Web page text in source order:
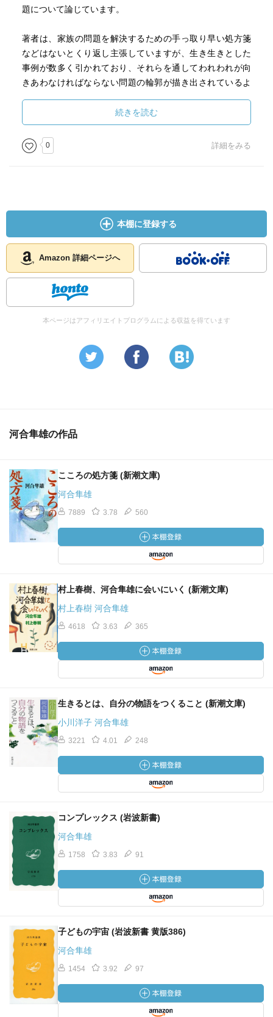
題について論じています。
著者は、家族の問題を解決するための手っ取り早い処方箋
などはないとくり返し主張していますが、生き生きとした
事例が数多く引かれており、それらを通してわれわれが向
きあわなければならない問題の輪郭が描き出されているよ
続きを読む
0 詳細をみる
本棚に登録する
Amazon 詳細ページへ
本ページはアフィリエイトプログラムによる収益を得ています
河合隼雄の作品
こころの処方箋 (新潮文庫)
河合隼雄
7889 3.78 560
村上春樹、河合隼雄に会いにいく (新潮文庫)
村上春樹 河合隼雄
4618 3.63 365
生きるとは、自分の物語をつくること (新潮文庫)
小川洋子 河合隼雄
3221 4.01 248
コンプレックス (岩波新書)
河合隼雄
1758 3.83 91
子どもの宇宙 (岩波新書 黄版386)
河合隼雄
1454 3.92 97